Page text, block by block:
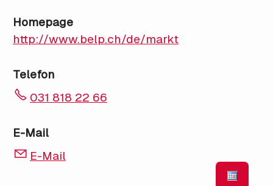
Homepage
http://www.belp.ch/de/markt
Telefon
031 818 22 66
E-Mail
E-Mail